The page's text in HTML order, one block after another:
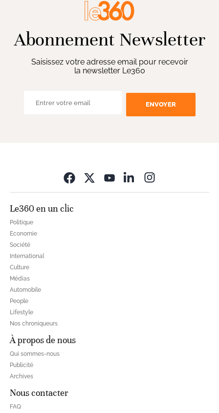
Abonnement Newsletter
Saisissez votre adresse email pour recevoir
la newsletter Le360
ENVOYER
Le360 en un clic
Politique
Economie
Société
International
Culture
Médias
Automobile
People
Lifestyle
Nos chroniqueurs
À propos de nous
Qui sommes-nous
Publicité
Archives
Nous contacter
FAQ